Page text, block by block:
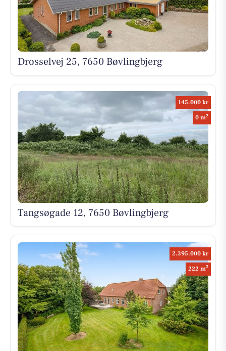
Drosselvej 25, 7650 Bøvlingbjerg
145.000 kr
0 m2
Tangsøgade 12, 7650 Bøvlingbjerg
2.395.000 kr
222 m2